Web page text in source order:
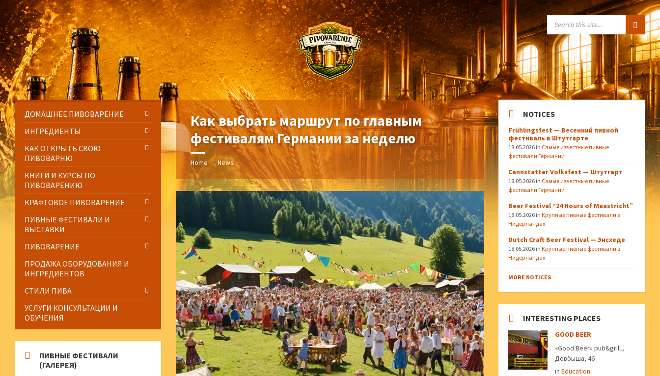
to
content
to
left
sidebar
to
right
sidebar
to
footer
Как выбрать маршрут по главным
фестивалям Германии за неделю
Home / News
ДОМАШНЕЕ ПИВОВАРЕНИЕ
ИНГРЕДИЕНТЫ
КАК ОТКРЫТЬ СВОЮ
ПИВОВАРНЮ
КНИГИ И КУРСЫ ПО
ПИВОВАРЕНИЮ
КРАФТОВОЕ ПИВОВАРЕНИЕ
ПИВНЫЕ ФЕСТИВАЛИ И
ВЫСТАВКИ
ПИВОВАРЕНИЕ
ПРОДАЖА ОБОРУДОВАНИЯ И
ИНГРЕДИЕНТОВ
СТИЛИ ПИВА
УСЛУГИ КОНСУЛЬТАЦИИ И
ОБУЧЕНИЯ
ПИВНЫЕ ФЕСТИВАЛИ
(ГАЛЕРЕЯ)
NOTICES
Frühlingsfest — Весенний пивной
фестиваль в Штутгарте
18.05.2026 in Самые известные пивные
фестивали Германии
Cannstatter Volksfest — Штутгарт
18.05.2026 in Самые известные пивные
фестивали Германии
Beer Festival “24 Hours of Maastricht”
18.05.2026 inКрупные пивные фестивали в
Нидерландах
Dutch Craft Beer Festival — Энсхеде
18.05.2026 inКрупные пивные фестивали в
Нидерландах
MORE NOTICES
INTERESTING PLACES
GOOD BEER
«Good Beer» pub&grill.,
Довбыша, 46
inEducation